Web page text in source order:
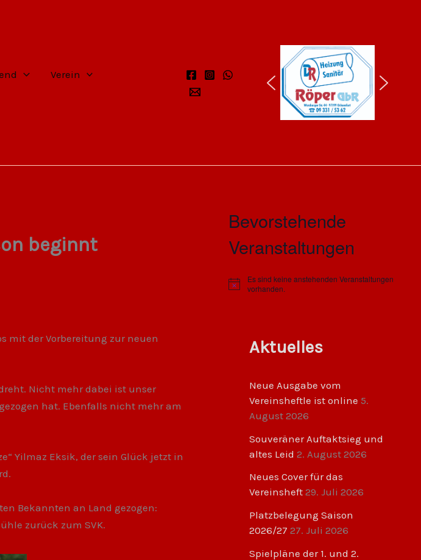
Verein
beginnt
mit der Vorbereitung zur neuen
Nicht mehr dabei ist unser
hat. Ebenfalls nicht mehr am
Yilmaz Eksik, der sein Glück jetzt in
Bekannten an Land gezogen:
zurück zum SVK.
Bevorstehende
Veranstaltungen
H
Es sind keine anstehenden Veranstaltungen
vorhanden.
Aktuelles
Neue Ausgabe vom
Vereinsheftle ist online 5.
August 2026
Souveräner Auftaktsieg und
altes Leid 2. August 2026
Neues Cover für das
Vereinsheft 29. Juli 2026
Platzbelegung Saison
2026/27 27. Juli 2026
Spielpläne der 1. und 2.